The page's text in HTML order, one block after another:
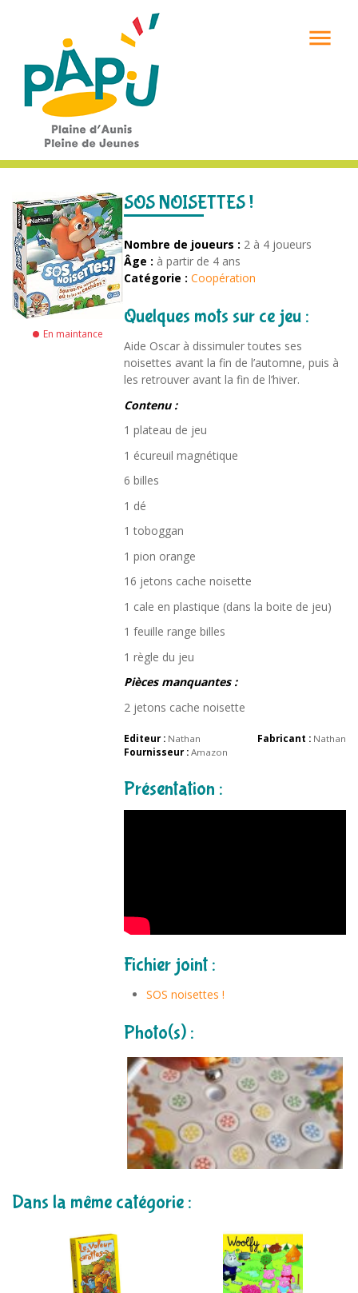

En maintance
SOS NOISETTES !
Nombre de joueurs : 2 à 4 joueurs
Âge : à partir de 4 ans
Catégorie : Coopération
Quelques mots sur ce jeu :
Aide Oscar à dissimuler toutes ses
noisettes avant la fin de l’automne, puis à
les retrouver avant la fin de l’hiver.
Contenu :
1 plateau de jeu
1 écureuil magnétique
6 billes
1 dé
1 toboggan
1 pion orange
16 jetons cache noisette
1 cale en plastique (dans la boite de jeu)
1 feuille range billes
1 règle du jeu
Pièces manquantes :
2 jetons cache noisette
Editeur : Nathan Fabricant : Nathan
Fournisseur : Amazon
Présentation :
Fichier joint :
SOS noisettes !
Photo(s) :
Dans la même catégorie :